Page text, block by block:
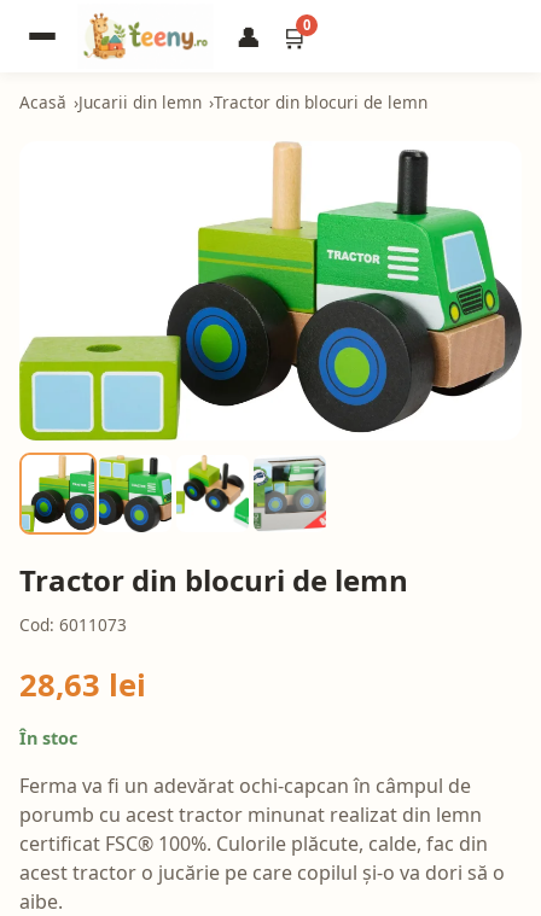
👤 🛒0
Acasă Jucarii din lemn Tractor din blocuri de lemn
Tractor din blocuri de lemn
Cod: 6011073
28,63 lei
În stoc
Ferma va fi un adevărat ochi-capcan în câmpul de
porumb cu acest tractor minunat realizat din lemn
certificat FSC® 100%. Culorile plăcute, calde, fac din
acest tractor o jucărie pe care copilul și-o va dori să o
aibe.